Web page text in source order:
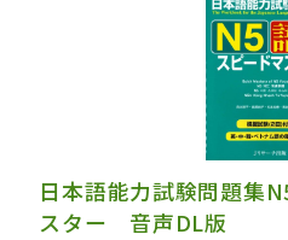
日本語能力試験問題
スター 音声DL版